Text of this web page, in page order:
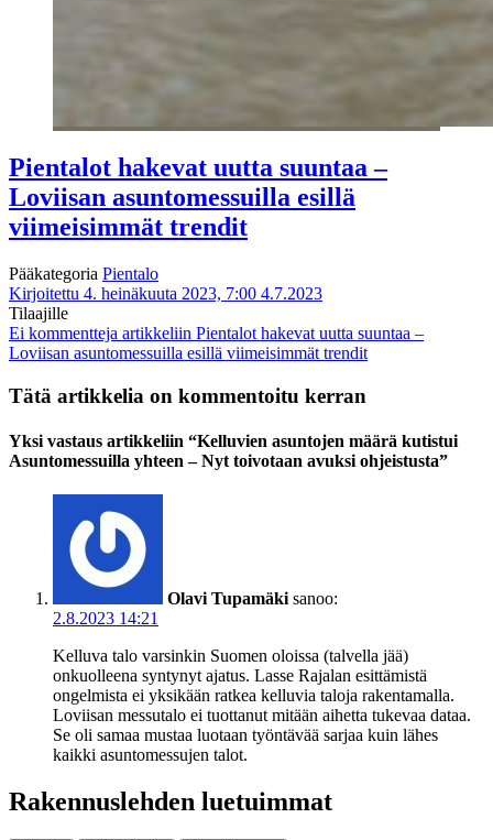
Pientalot hakevat uutta suuntaa –
Loviisan asuntomessuilla esillä
viimeisimmät trendit
Pääkategoria Pientalo
Kirjoitettu 4. heinäkuuta 2023, 7:00 4.7.2023
Tilaajille
Ei kommentteja artikkeliin Pientalot hakevat uutta suuntaa –
Loviisan asuntomessuilla esillä viimeisimmät trendit
Tätä artikkelia on kommentoitu kerran
Yksi vastaus artikkeliin “Kelluvien asuntojen määrä kutistui
Asuntomessuilla yhteen – Nyt toivotaan avuksi ohjeistusta”
Olavi Tupamäki sanoo:
2.8.2023 14:21
Kelluva talo varsinkin Suomen oloissa (talvella jää)
onkuolleena syntynyt ajatus. Lasse Rajalan esittämistä
ongelmista ei yksikään ratkea kelluvia taloja rakentamalla.
Loviisan messutalo ei tuottanut mitään aihetta tukevaa dataa.
Se oli samaa mustaa luotaan työntävää sarjaa kuin lähes
kaikki asuntomessujen talot.
Rakennuslehden luetuimmat